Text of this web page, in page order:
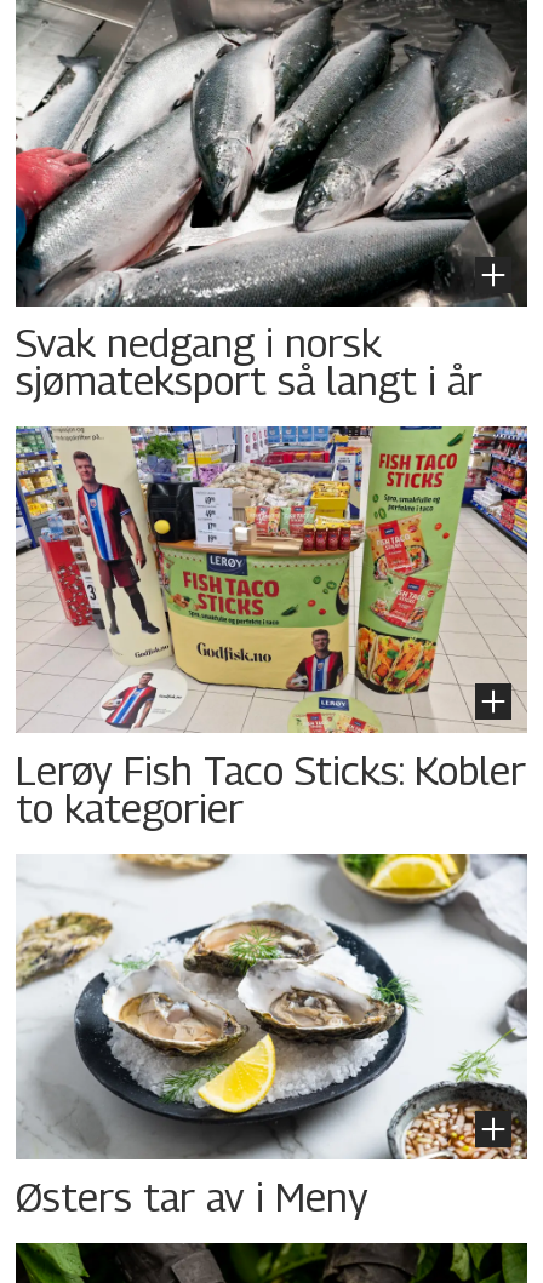
Svak nedgang i norsk
sjømateksport så langt i år
Lerøy Fish Taco Sticks: Kobler
to kategorier
Østers tar av i Meny